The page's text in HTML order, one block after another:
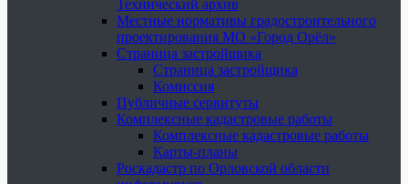
Технический архив
Местные нормативы градостроительного
проектирования МО «Город Орёл»
Страница застройщика
Страница застройщика
Комиссия
Публичные сервитуты
Комплексные кадастровые работы
Комплексные кадастровые работы
Карты-планы
Роскадастр по Орловской области